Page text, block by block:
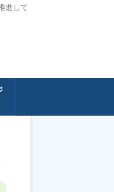
進して